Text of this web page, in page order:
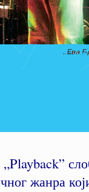
жанра